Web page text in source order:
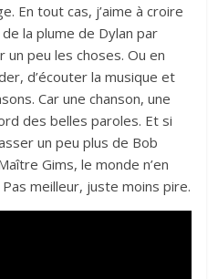
En tout cas, j’aime à croire
la plume de Dylan par
un peu les choses. Ou en
d’écouter la musique et
Car une chanson, une
des belles paroles. Et si
un peu plus de Bob
Gims, le monde n’en
meilleur, juste moins pire.